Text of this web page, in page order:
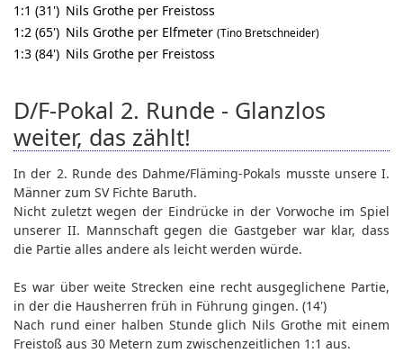
1:1 (31') Nils Grothe per Freistoss
1:2 (65') Nils Grothe per Elfmeter (Tino Bretschneider)
1:3 (84') Nils Grothe per Freistoss
D/F-Pokal 2. Runde - Glanzlos
weiter, das zählt!
In der 2. Runde des Dahme/Fläming-Pokals musste unsere I.
Männer zum SV Fichte Baruth.
Nicht zuletzt wegen der Eindrücke in der Vorwoche im Spiel
unserer II. Mannschaft gegen die Gastgeber war klar, dass
die Partie alles andere als leicht werden würde.
Es war über weite Strecken eine recht ausgeglichene Partie,
in der die Hausherren früh in Führung gingen. (14')
Nach rund einer halben Stunde glich Nils Grothe mit einem
Freistoß aus 30 Metern zum zwischenzeitlichen 1:1 aus.